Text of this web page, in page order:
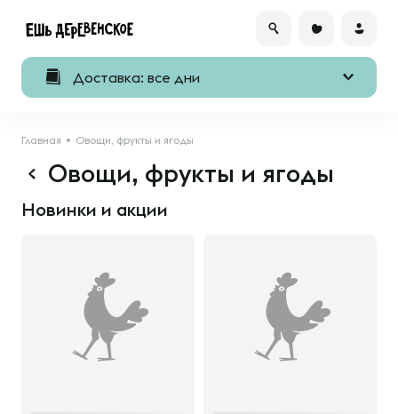
Доставка: все дни
Главная Овощи, фрукты и ягоды
Овощи, фрукты и ягоды
Новинки и акции